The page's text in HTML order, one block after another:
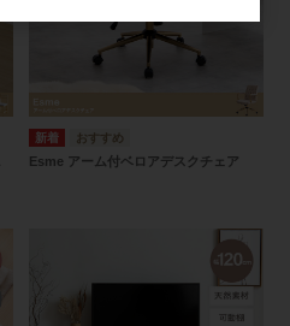
Esme アーム付ベロアデスクチェア